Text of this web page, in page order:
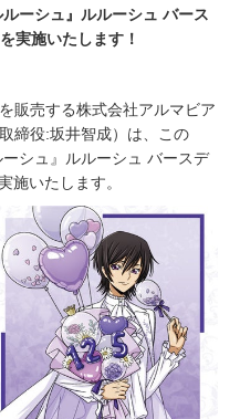
ーシュ』ルルーシュ バース
実施いたします！
販売する株式会社アルマビア
締役:坂井智成）は、この
シュ』ルルーシュ バースデ
施いたします。